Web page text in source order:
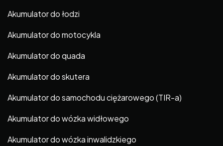
Akumulator do łodzi
Akumulator do motocykla
Akumulator do quada
Akumulator do skutera
Akumulator do samochodu ciężarowego (TIR-a)
Akumulator do wózka widłowego
Akumulator do wózka inwalidzkiego